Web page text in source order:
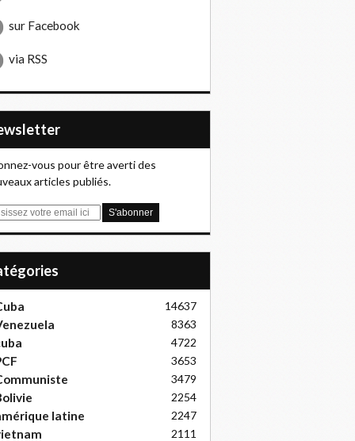
sur Facebook
via RSS
vous pour être averti des
articles publiés.
14637
8363
4722
3653
3479
2254
latine 2247
2111